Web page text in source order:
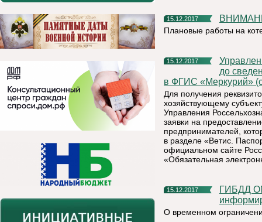
15.12.2017
Плановые работы на
15.12.2017
Управление Россельхознадзора по Республике Коми доводит
до
в ФГИС «Меркурий»
Для получения
хозяйствующему
Управления
заявки на
предпринимателей,
в разделе «Ветис.
официальном сайте
«Обязательная
15.12.2017
ГИБДД ОМВД России по Княжпогостскому району
О временном